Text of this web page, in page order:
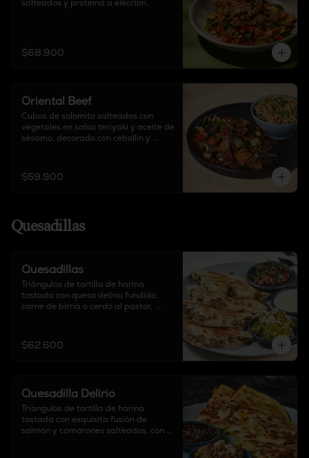
salteados y proteína a elección.
$68.900
Oriental Beef
Cubos de solomito salteados con
vegetales en salsa teriyaki y aceite de
sésamo, decorado con cebollín y
$59.900
Quesadillas
Quesadillas
Triángulos de tortilla de harina
tostada con queso delirio fundido,
carne de birria o cerdo al pastor,
Contiene cebolla
$62.600
Quesadilla Delirio
Triángulos de tortilla de harina
tostada con exquisita fusión de
salmón y camarones salteados, con